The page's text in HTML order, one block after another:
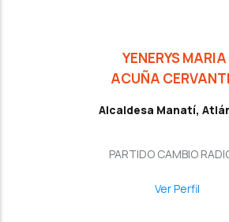
YENERYS MARIA
ACUÑA
Alcaldesa Manatí,
PARTIDO CAMBIO
Ver Perfil